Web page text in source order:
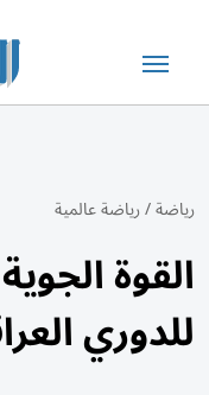
رياضة/رياضة عالمية
القوة
للدوري